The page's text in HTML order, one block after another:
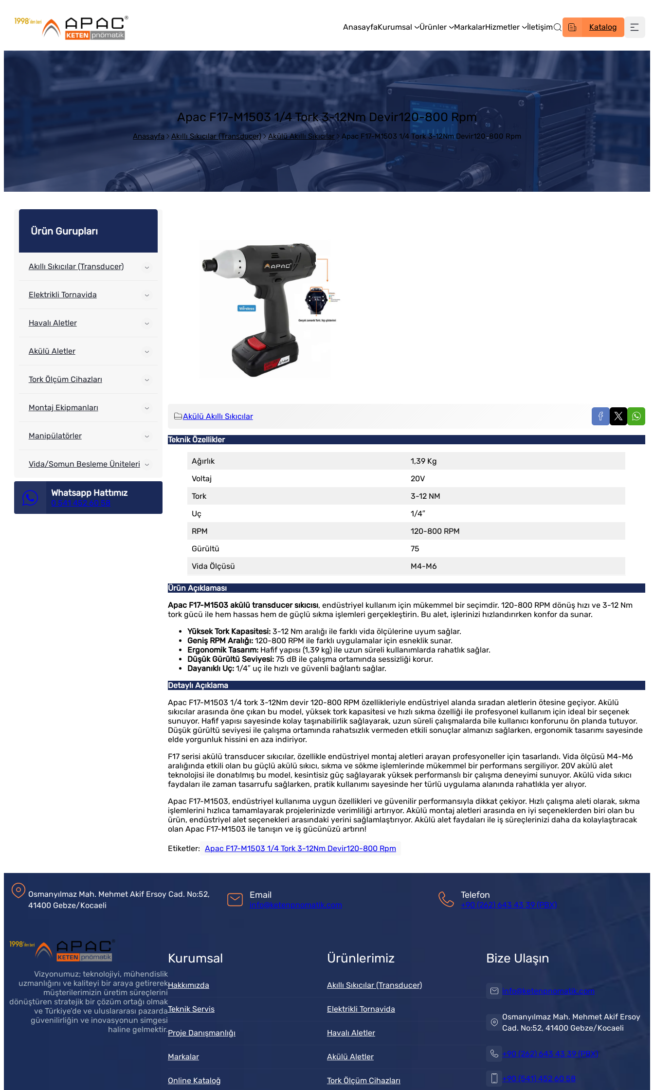
AnasayfaKurumsal Ürünler MarkalarHizmetler İletişim Katalog
Apac F17-M1503 1/4 Tork 3-12Nm Devir120-800 Rpm
Anasayfa Akıllı Sıkıcılar (Transducer) Akülü Akıllı Sıkıcılar Apac F17-M1503 1/4 Tork 3-12Nm Devir120-800 Rpm
Ürün Gurupları
Akıllı Sıkıcılar (Transducer)
Elektrikli Tornavida
Havalı Aletler
Akülü Aletler
Tork Ölçüm Cihazları
Montaj Ekipmanları
Manipülatörler
Vida/Somun Besleme Üniteleri
Whatsapp Hattımız
0 541 452 60 58
Akülü Akıllı Sıkıcılar
Teknik Özellikler
Ağırlık
1,39 Kg
Voltaj
20V
Tork
3-12 NM
Uç
1/4″
RPM
120-800 RPM
Gürültü
75
Vida Ölçüsü
M4-M6
Ürün Açıklaması
Apac F17-M1503 akülü transducer sıkıcısı, endüstriyel kullanım için mükemmel bir seçimdir. 120-800 RPM dönüş hızı ve 3-12 Nm
tork gücü ile hem hassas hem de güçlü sıkma işlemleri gerçekleştirin. Bu alet, işlerinizi hızlandırırken konfor da sunar.
Yüksek Tork Kapasitesi: 3-12 Nm aralığı ile farklı vida ölçülerine uyum sağlar.
Geniş RPM Aralığı: 120-800 RPM ile farklı uygulamalar için esneklik sunar.
Ergonomik Tasarım: Hafif yapısı (1,39 kg) ile uzun süreli kullanımlarda rahatlık sağlar.
Düşük Gürültü Seviyesi: 75 dB ile çalışma ortamında sessizliği korur.
Dayanıklı Uç: 1/4″ uç ile hızlı ve güvenli bağlantı sağlar.
Detaylı Açıklama
Apac F17-M1503 1/4 tork 3-12Nm devir 120-800 RPM özellikleriyle endüstriyel alanda sıradan aletlerin ötesine geçiyor. Akülü
sıkıcılar arasında öne çıkan bu model, yüksek tork kapasitesi ve hızlı sıkma özelliği ile profesyonel kullanım için ideal bir seçenek
sunuyor. Hafif yapısı sayesinde kolay taşınabilirlik sağlayarak, uzun süreli çalışmalarda bile kullanıcı konforunu ön planda tutuyor.
Düşük gürültü seviyesi ile çalışma ortamında rahatsızlık vermeden etkili sonuçlar almanızı sağlarken, ergonomik tasarımı sayesinde
elde yorgunluk hissini en aza indiriyor.
F17 serisi akülü transducer sıkıcılar, özellikle endüstriyel montaj aletleri arayan profesyoneller için tasarlandı. Vida ölçüsü M4-M6
aralığında etkili olan bu güçlü akülü sıkıcı, sıkma ve sökme işlemlerinde mükemmel bir performans sergiliyor. 20V akülü alet
teknolojisi ile donatılmış bu model, kesintisiz güç sağlayarak yüksek performanslı bir çalışma deneyimi sunuyor. Akülü vida sıkıcı
faydaları ile zaman tasarrufu sağlarken, pratik kullanımı sayesinde her türlü uygulama alanında rahatlıkla yer alıyor.
Apac F17-M1503, endüstriyel kullanıma uygun özellikleri ve güvenilir performansıyla dikkat çekiyor. Hızlı çalışma aleti olarak, sıkma
işlemlerini hızlıca tamamlayarak projelerinizde verimliliği artırıyor. Akülü montaj aletleri arasında en iyi seçeneklerden biri olan bu
ürün, endüstriyel alet seçenekleri arasındaki yerini sağlamlaştırıyor. Akülü alet faydaları ile iş süreçlerinizi daha da kolaylaştıracak
olan Apac F17-M1503 ile tanışın ve iş gücünüzü artırın!
Etiketler: Apac F17-M1503 1/4 Tork 3-12Nm Devir120-800 Rpm
Osmanyılmaz Mah. Mehmet Akif Ersoy Cad. No:52,
41400 Gebze/Kocaeli
Email
info@ketenpnomatik.com
Telefon
+90 (262) 643 43 39 (PBX)
Vizyonumuz; teknolojiyi, mühendislik
uzmanlığını ve kaliteyi bir araya getirerek
müşterilerimizin üretim süreçlerini
dönüştüren stratejik bir çözüm ortağı olmak
ve Türkiye’de ve uluslararası pazarda
güvenilirliğin ve inovasyonun simgesi
haline gelmektir.
Kurumsal
Hakkımızda
Teknik Servis
Proje Danışmanlığı
Markalar
Online Kataloğ
Ürünlerimiz
Akıllı Sıkıcılar (Transducer)
Elektrikli Tornavida
Havalı Aletler
Akülü Aletler
Tork Ölçüm Cihazları
Bize Ulaşın
info@ketenpnomatik.com
Osmanyılmaz Mah. Mehmet Akif Ersoy
Cad. No:52, 41400 Gebze/Kocaeli
+90 (262) 643 43 39 (PBX)
+90 (541) 452 60 58